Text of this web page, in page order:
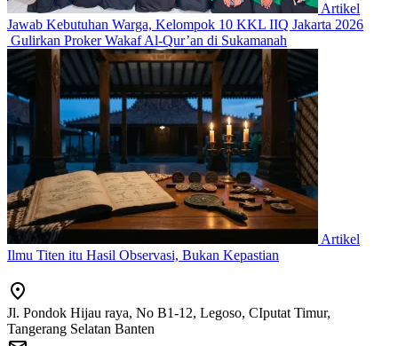
Artikel
Jawab Kebutuhan Warga, Kelompok 10 KKL IIQ Jakarta 2026
Gulirkan Proker Wakaf Al-Qur’an di Sukamanah
Artikel
Ilmu Titen itu Hasil Observasi, Bukan Kepastian
Jl. Pondok Hijau raya, No B1-12, Legoso, CIputat Timur,
Tangerang Selatan Banten